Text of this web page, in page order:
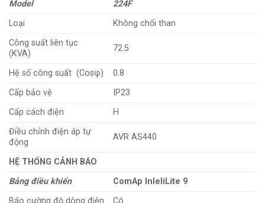
Model
224F
Loại
Không chổi than
Công suất liên tục
(KVA)
72.5
Hệ số công suất (Cosφ)
0.8
Cấp bảo vệ
IP23
Cấp cách điện
H
Điều chỉnh điện áp tự
động
AVR AS440
HỆ THỐNG CẢNH BÁO
Bảng điều khiển
ComAp InleliLite 9
Báo cường độ dòng điện
Có